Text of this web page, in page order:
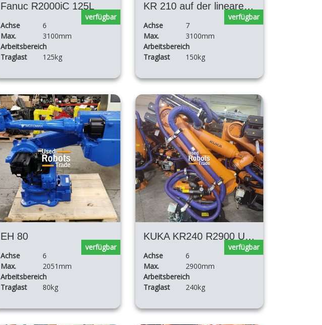
Fanuc R2000iC 125L
Achse
6
Max.
Arbeitsbereich
3100mm
Traglast 125kg
verfügbar
KR 210 auf der linearen Spur KL1500
Achse
7
Max.
Arbeitsbereich
3100mm
Traglast 150kg
verfügbar
EH 80
Achse
6
Max.
Arbeitsbereich
2051mm
Traglast 80kg
verfügbar
KUKA KR240 R2900 ULTRA
Achse
6
Max.
Arbeitsbereich
2900mm
Traglast 240kg
verfügbar